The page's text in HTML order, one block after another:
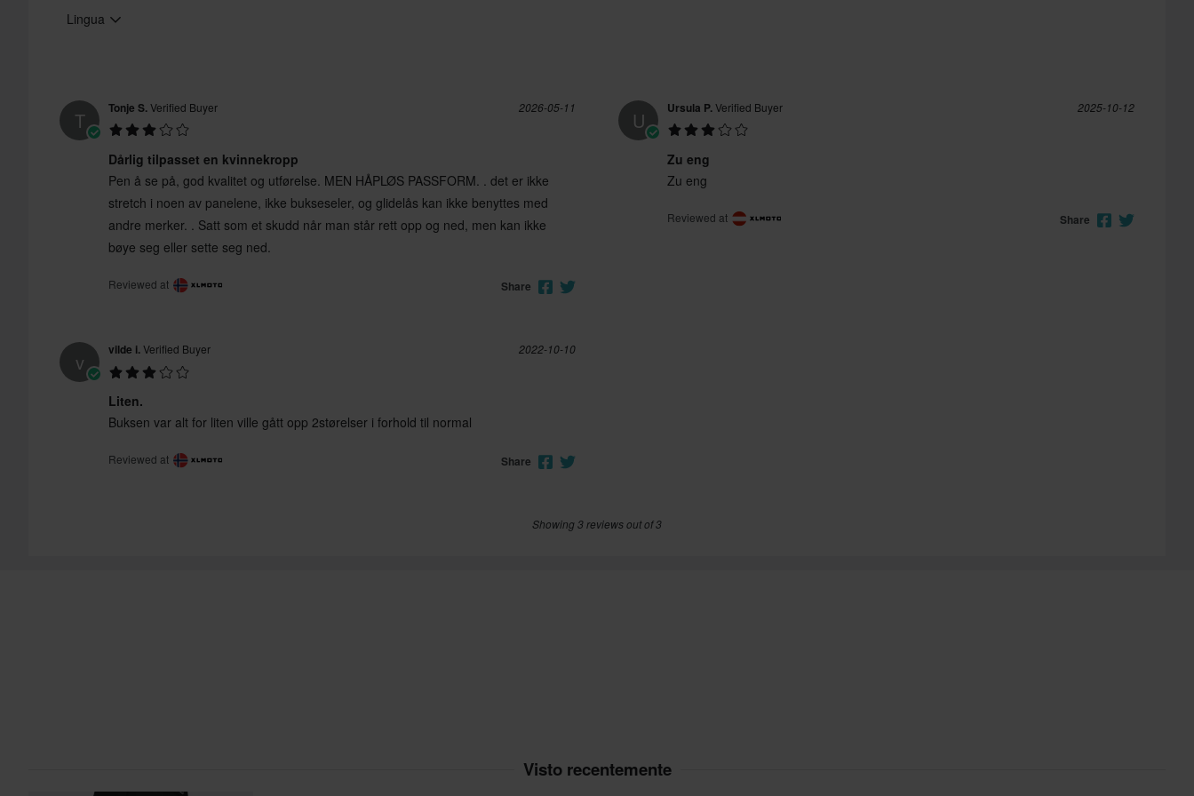
Standard di certificazione CE EN 17092-3 Class AA
Lingua
T Tonje S.Verified Buyer 2026-05-11
Dårlig tilpasset en kvinnekropp
Pen å se på, god kvalitet og utførelse. MEN HÅPLØS PASSFORM. . det er ikke
stretch i noen av panelene, ikke bukseseler, og glidelås kan ikke benyttes med
andre merker. . Satt som et skudd når man står rett opp og ned, men kan ikke
bøye seg eller sette seg ned.
Reviewed at Share
U Ursula P.Verified Buyer 2025-10-12
Zu eng
Zu eng
Reviewed at Share
v vilde i.Verified Buyer 2022-10-10
Liten.
Buksen var alt for liten ville gått opp 2størelser i forhold til normal
Reviewed at Share
Showing 3 reviews out of 3
Visto recentemente